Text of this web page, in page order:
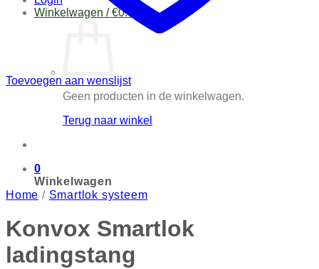
Winkelwagen /€0.00
Geen producten in de winkelwagen.
Terug naar winkel
0
Winkelwagen
Toevoegen aan wenslijst
Home / Smartlok systeem
Konvox Smartlok
ladingstang